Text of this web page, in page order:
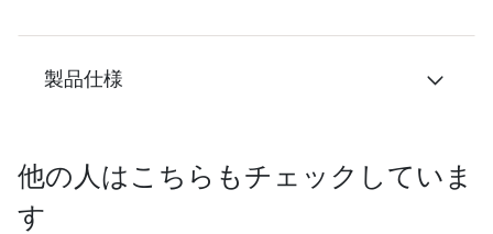
製品仕様
他の人はこちらもチェックしていま
す